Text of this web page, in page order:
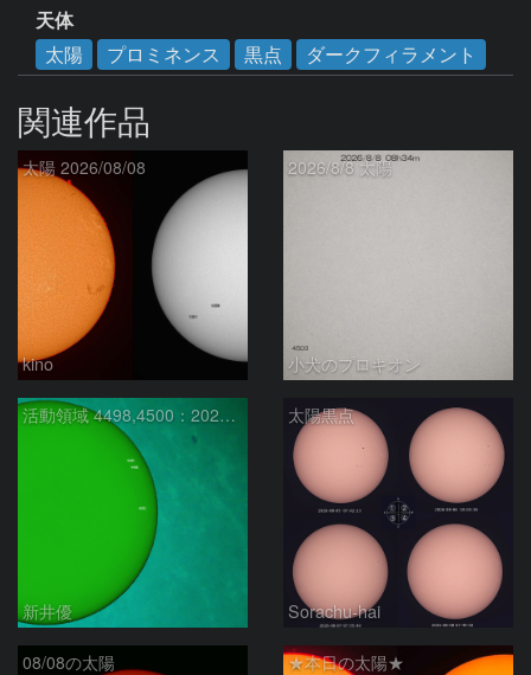
天体
太陽
プロミネンス 黒点 ダークフィラメント
関連作品
太陽 2026/08/08
kino
2026/8/8 太陽
小犬のプロキオン
活動領域 4498,4500：2026/08/08
新井優
太陽黒点
Sorachu-hai
08/08の太陽 ★本日の太陽★